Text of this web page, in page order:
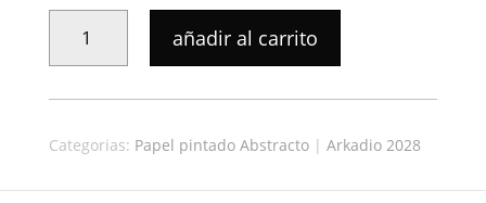
original
69,90€.
actual
es:
61,51€.
PINTADO
ARKADIO
35506
añadir al carrito
Categorias: Papel pintado Abstracto| Arkadio 2028